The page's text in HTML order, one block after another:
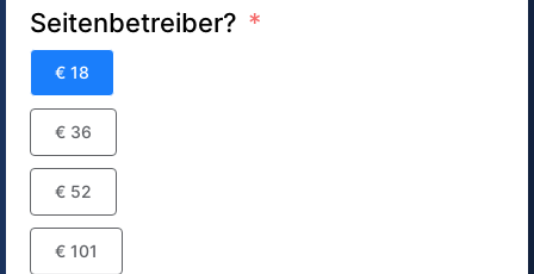
Seitenbetreiber?
€ 18
€ 36
€ 52
€ 101